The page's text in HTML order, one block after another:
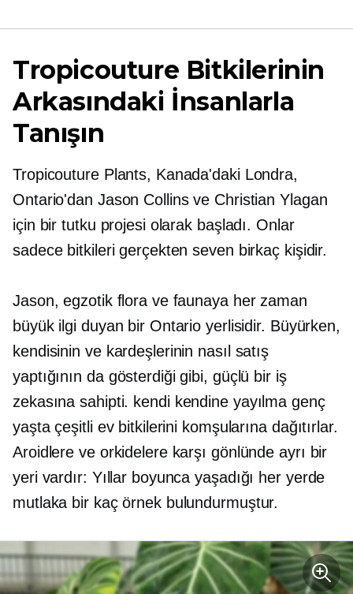
Tropicouture Bitkilerinin
Arkasındaki İnsanlarla
Tanışın
Tropicouture Plants, Kanada'daki Londra,
Ontario'dan Jason Collins ve Christian Ylagan
için bir tutku projesi olarak başladı. Onlar
sadece bitkileri gerçekten seven birkaç kişidir.
Jason, egzotik flora ve faunaya her zaman
büyük ilgi duyan bir Ontario yerlisidir. Büyürken,
kendisinin ve kardeşlerinin nasıl satış
yaptığının da gösterdiği gibi, güçlü bir iş
zekasına sahipti. kendi kendine yayılma genç
yaşta çeşitli ev bitkilerini komşularına dağıtırlar.
Aroidlere ve orkidelere karşı gönlünde ayrı bir
yeri vardır: Yıllar boyunca yaşadığı her yerde
mutlaka bir kaç örnek bulundurmuştur.